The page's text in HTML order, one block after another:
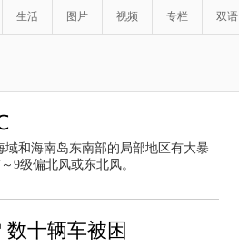
生活 图片 视频 专栏 双语
和海南岛东南部的局部地区有大暴
9级偏北风或东北风。
十辆车被困